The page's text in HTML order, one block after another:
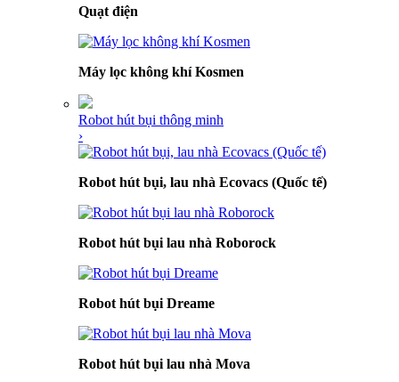
Quạt điện
Máy lọc không khí Kosmen
Robot hút bụi thông minh
›
Robot hút bụi, lau nhà Ecovacs (Quốc tế)
Robot hút bụi lau nhà Roborock
Robot hút bụi Dreame
Robot hút bụi lau nhà Mova